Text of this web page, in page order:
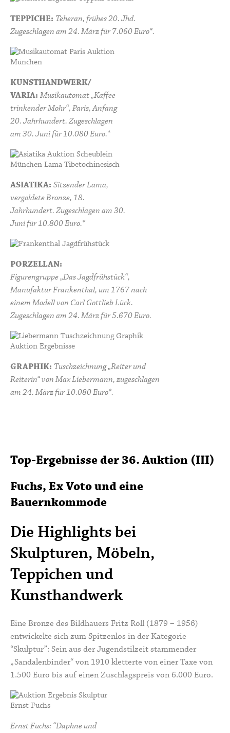
TEPPICHE: Teheran, frühes 20. Jhd.
Zugeschlagen am 24. März für 7.060 Euro*.
KUNSTHANDWERK/
VARIA: Musikautomat „Kaffee
trinkender Mohr“, Paris, Anfang
20. Jahrhundert. Zugeschlagen
am 30. Juni für 10.080 Euro.*
ASIATIKA: Sitzender Lama,
vergoldete Bronze, 18.
Jahrhundert. Zugeschlagen am 30.
Juni für 10.800 Euro.*
PORZELLAN:
Figurengruppe „Das Jagdfrühstück“,
Manufaktur Frankenthal, um 1767 nach
einem Modell von Carl Gottlieb Lück.
Zugeschlagen am 24. März für 5.670 Euro.
GRAPHIK: Tuschzeichnung „Reiter und
Reiterin“ von Max Liebermann, zugeschlagen
am 24. März für 10.080 Euro*.
Top-Ergebnisse der 36. Auktion (III)
Fuchs, Ex Voto und eine
Bauernkommode
Die Highlights bei
Skulpturen, Möbeln,
Teppichen und
Kunsthandwerk
Eine Bronze des Bildhauers Fritz Röll (1879 – 1956)
entwickelte sich zum Spitzenlos in der Kategorie
“Skulptur”: Sein aus der Jugendstilzeit stammender
„Sandalenbinder“ von 1910 kletterte von einer Taxe von
1.500 Euro bis auf einen Zuschlagspreis von 6.000 Euro.
Ernst Fuchs: “Daphne und